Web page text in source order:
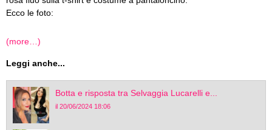
Ecco le foto:
(more…)
Leggi anche...
Botta e risposta tra Selvaggia Lucarelli e...
il 20/06/2024 18:06